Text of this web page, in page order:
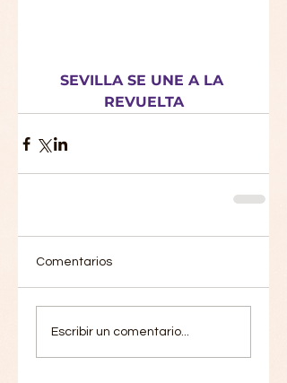
SEVILLA SE UNE A LA
REVUELTA
Comentarios
Escribir un comentario...